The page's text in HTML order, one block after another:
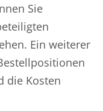
Sie
Ein weiterer
die Kosten